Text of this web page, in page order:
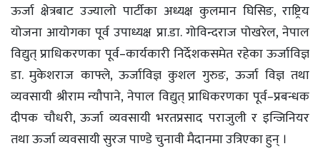
ऊर्जा क्षेत्रबाट उज्यालो पार्टीका अध्यक्ष कुलमान घिसिङ, राष्ट्रिय
योजना आयोगका पूर्व उपाध्यक्ष प्रा.डा. गोविन्दराज पोखरेल, नेपाल
विद्युत् प्राधिकरणका पूर्व–कार्यकारी निर्देशकसमेत रहेका ऊर्जाविज्ञ
डा. मुकेशराज काफ्ले, ऊर्जाविज्ञ कुशल गुरुङ, ऊर्जा विज्ञ तथा
व्यवसायी श्रीराम न्यौपाने, नेपाल विद्युत् प्राधिकरणका पूर्व–प्रबन्धक
दीपक चौधरी, ऊर्जा व्यवसायी भरतप्रसाद पराजुली र इन्जिनियर
तथा ऊर्जा व्यवसायी सुरज पाण्डे चुनावी मैदानमा उत्रिएका हुन् ।